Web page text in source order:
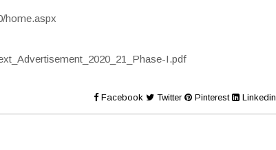
home.aspx
I.pdf
Facebook Twitter Pinterest Linkedin